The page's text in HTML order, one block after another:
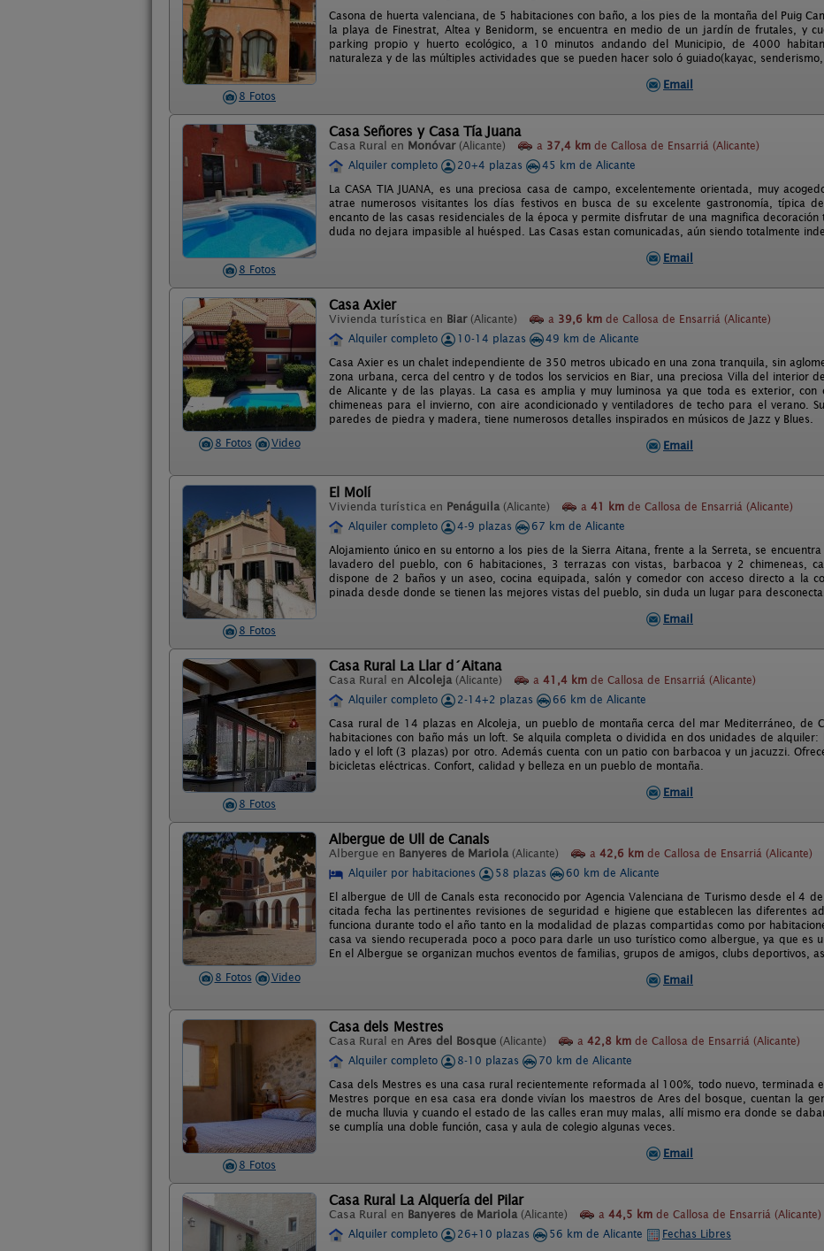
8 Fotos
Casona de huerta valenciana, de 5 habitaciones con baño, a los pies de la montaña del Puig
la playa de Finestrat, Altea y Benidorm, se encuentra en medio de un jardín de frutales, y
parking propio y huerto ecológico, a 10 minutos andando del Municipio, de 4000
naturaleza y de las múltiples actividades que se pueden hacer solo ó guiado(kayac,
Email
8 Fotos
Casa Señores y Casa Tía Juana
Casa Rural en Monóvar (Alicante) a 37,4 km de Callosa de Ensarriá (Alicante)
Alquiler completo
20+4 plazas
45 km de Alicante
La CASA TIA JUANA, es una preciosa casa de campo, excelentemente orientada, muy
atrae numerosos visitantes los días festivos en busca de su excelente gastronomía, típica
encanto de las casas residenciales de la época y permite disfrutar de una magnifica
duda no dejara impasible al huésped. Las Casas estan comunicadas, aún siendo totalmente
Email
8 Fotos Video
Casa Axier
Vivienda turística en Biar (Alicante) a 39,6 km de Callosa de Ensarriá (Alicante)
Alquiler completo
10-14 plazas
49 km de Alicante
Casa Axier es un chalet independiente de 350 metros ubicado en una zona tranquila, sin
zona urbana, cerca del centro y de todos los servicios en Biar, una preciosa Villa del interior
de Alicante y de las playas. La casa es amplia y muy luminosa ya que toda es exterior, con
chimeneas para el invierno, con aire acondicionado y ventiladores de techo para el verano.
paredes de piedra y madera, tiene numerosos detalles inspirados en músicos de Jazz y Blues.
Email
8 Fotos
El Molí
Vivienda turística en Penáguila (Alicante) a 41 km de Callosa de Ensarriá (Alicante)
Alquiler completo
4-9 plazas
67 km de Alicante
Alojamiento único en su entorno a los pies de la Sierra Aitana, frente a la Serreta, se
lavadero del pueblo, con 6 habitaciones, 3 terrazas con vistas, barbacoa y 2 chimeneas,
dispone de 2 baños y un aseo, cocina equipada, salón y comedor con acceso directo a la
pinada desde donde se tienen las mejores vistas del pueblo, sin duda un lugar para
Email
8 Fotos
Casa Rural La Llar d´Aitana
Casa Rural en Alcoleja (Alicante) a 41,4 km de Callosa de Ensarriá (Alicante)
Alquiler completo
2-14+2 plazas
66 km de Alicante
Casa rural de 14 plazas en Alcoleja, un pueblo de montaña cerca del mar Mediterráneo, de
habitaciones con baño más un loft. Se alquila completa o dividida en dos unidades de
lado y el loft (3 plazas) por otro. Además cuenta con un patio con barbacoa y un jacuzzi.
bicicletas eléctricas. Confort, calidad y belleza en un pueblo de montaña.
Email
8 Fotos Video
Albergue de Ull de Canals
Albergue en Banyeres de Mariola (Alicante) a 42,6 km de Callosa de Ensarriá (Alicante)
Alquiler por habitaciones
58 plazas
60 km de Alicante
El albergue de Ull de Canals esta reconocido por Agencia Valenciana de Turismo desde el 4
citada fecha las pertinentes revisiones de seguridad e higiene que establecen las diferentes
funciona durante todo el año tanto en la modalidad de plazas compartidas como por
casa va siendo recuperada poco a poco para darle un uso turístico como albergue, ya que es
En el Albergue se organizan muchos eventos de familias, grupos de amigos, clubs deportivos,
Email
8 Fotos
Casa dels Mestres
Casa Rural en Ares del Bosque (Alicante) a 42,8 km de Callosa de Ensarriá (Alicante)
Alquiler completo
8-10 plazas
70 km de Alicante
Casa dels Mestres es una casa rural recientemente reformada al 100%, todo nuevo, terminada
Mestres porque en esa casa era donde vivían los maestros de Ares del bosque, cuentan la
de mucha lluvia y cuando el estado de las calles eran muy malas, allí mismo era donde se
se cumplía una doble función, casa y aula de colegio algunas veces.
Email
Casa Rural La Alquería del Pilar
Casa Rural en Banyeres de Mariola (Alicante) a 44,5 km de Callosa de Ensarriá (Alicante)
Alquiler completo
26+10 plazas 56 km de Alicante
Fechas Libres